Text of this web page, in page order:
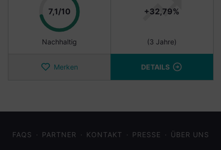
7,1/10Punkte
Nachhaltig
+32,79%
(3 Jahre)
Merken DETAILS
FAQS PARTNER KONTAKT PRESSE ÜBER UNS